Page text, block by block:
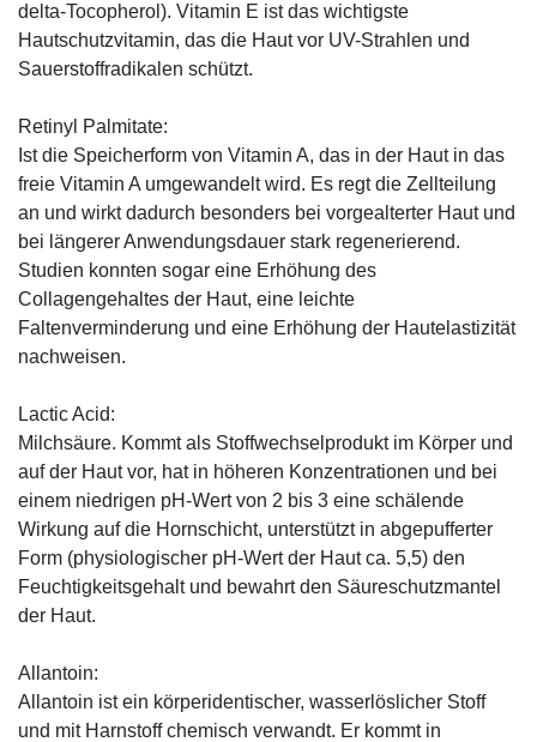
delta-Tocopherol). Vitamin E ist das wichtigste
Hautschutzvitamin, das die Haut vor UV-Strahlen und
Sauerstoffradikalen schützt.
Retinyl Palmitate:
Ist die Speicherform von Vitamin A, das in der Haut in das
freie Vitamin A umgewandelt wird. Es regt die Zellteilung
an und wirkt dadurch besonders bei vorgealterter Haut und
bei längerer Anwendungsdauer stark regenerierend.
Studien konnten sogar eine Erhöhung des
Collagengehaltes der Haut, eine leichte
Faltenverminderung und eine Erhöhung der Hautelastizität
nachweisen.
Lactic Acid:
Milchsäure. Kommt als Stoffwechselprodukt im Körper und
auf der Haut vor, hat in höheren Konzentrationen und bei
einem niedrigen pH-Wert von 2 bis 3 eine schälende
Wirkung auf die Hornschicht, unterstützt in abgepufferter
Form (physiologischer pH-Wert der Haut ca. 5,5) den
Feuchtigkeitsgehalt und bewahrt den Säureschutzmantel
der Haut.
Allantoin:
Allantoin ist ein körperidentischer, wasserlöslicher Stoff
und mit Harnstoff chemisch verwandt. Er kommt in